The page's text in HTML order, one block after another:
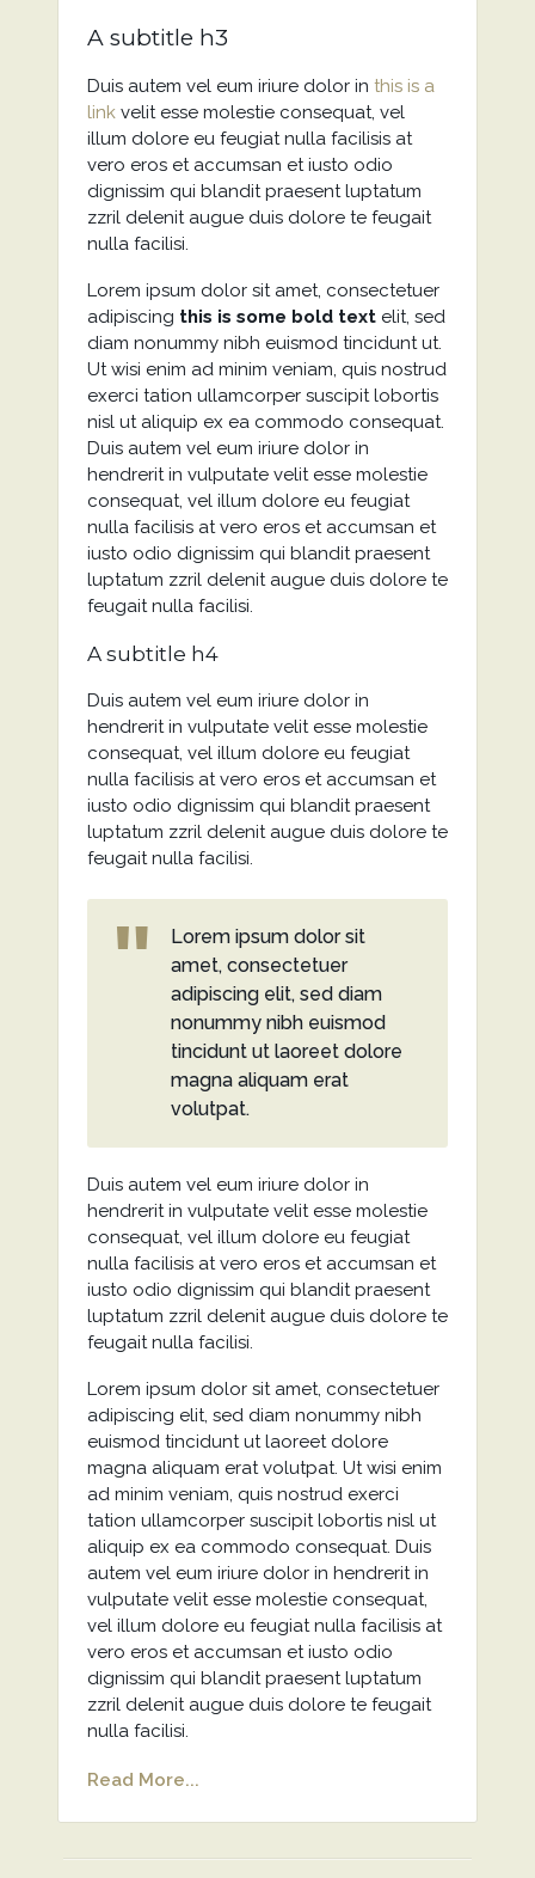
A subtitle h3
Duis autem vel eum iriure dolor in this is a
linkvelit esse molestie consequat, vel
illum dolore eu feugiat nulla facilisis at
vero eros et accumsan et iusto odio
dignissim qui blandit praesent luptatum
zzril delenit augue duis dolore te feugait
nulla facilisi.
Lorem ipsum dolor sit amet, consectetuer
adipiscing this is some bold textelit, sed
diam nonummy nibh euismod tincidunt ut.
Ut wisi enim ad minim veniam, quis nostrud
exerci tation ullamcorper suscipit lobortis
nisl ut aliquip ex ea commodo consequat.
Duis autem vel eum iriure dolor in
hendrerit in vulputate velit esse molestie
consequat, vel illum dolore eu feugiat
nulla facilisis at vero eros et accumsan et
iusto odio dignissim qui blandit praesent
luptatum zzril delenit augue duis dolore te
feugait nulla facilisi.
A subtitle h4
Duis autem vel eum iriure dolor in
hendrerit in vulputate velit esse molestie
consequat, vel illum dolore eu feugiat
nulla facilisis at vero eros et accumsan et
iusto odio dignissim qui blandit praesent
luptatum zzril delenit augue duis dolore te
feugait nulla facilisi.
Lorem ipsum dolor sit
amet, consectetuer
adipiscing elit, sed diam
nonummy nibh euismod
tincidunt ut laoreet dolore
magna aliquam erat
volutpat.
Duis autem vel eum iriure dolor in
hendrerit in vulputate velit esse molestie
consequat, vel illum dolore eu feugiat
nulla facilisis at vero eros et accumsan et
iusto odio dignissim qui blandit praesent
luptatum zzril delenit augue duis dolore te
feugait nulla facilisi.
Lorem ipsum dolor sit amet, consectetuer
adipiscing elit, sed diam nonummy nibh
euismod tincidunt ut laoreet dolore
magna aliquam erat volutpat. Ut wisi enim
ad minim veniam, quis nostrud exerci
tation ullamcorper suscipit lobortis nisl ut
aliquip ex ea commodo consequat. Duis
autem vel eum iriure dolor in hendrerit in
vulputate velit esse molestie consequat,
vel illum dolore eu feugiat nulla facilisis at
vero eros et accumsan et iusto odio
dignissim qui blandit praesent luptatum
zzril delenit augue duis dolore te feugait
nulla facilisi.
Read More...